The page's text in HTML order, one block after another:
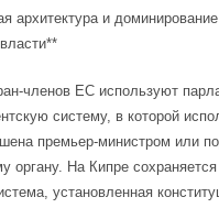
архитектура и доминирование
членов ЕС используют
систему, в которой
премьер-министром или
органу. На Кипре
установленная